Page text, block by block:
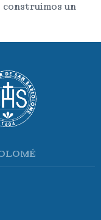
construimos un